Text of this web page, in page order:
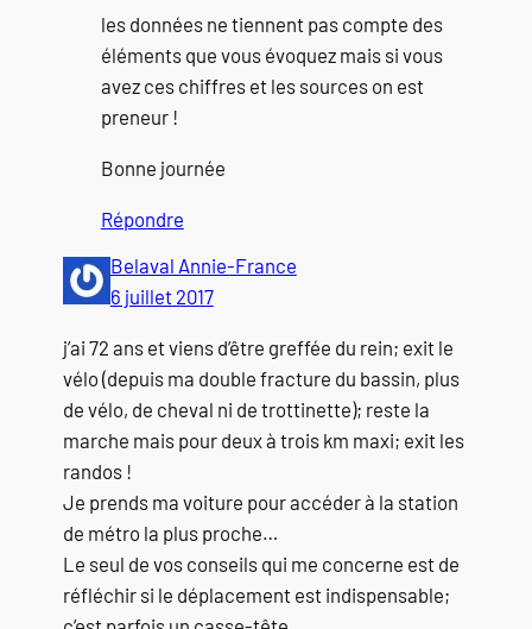
les données ne tiennent pas compte des
éléments que vous évoquez mais si vous
avez ces chiffres et les sources on est
preneur !
Bonne journée
Répondre
Belaval Annie-France
6 juillet 2017
j’ai 72 ans et viens d’être greffée du rein; exit le
vélo (depuis ma double fracture du bassin, plus
de vélo, de cheval ni de trottinette); reste la
marche mais pour deux à trois km maxi; exit les
randos !
Je prends ma voiture pour accéder à la station
de métro la plus proche…
Le seul de vos conseils qui me concerne est de
réfléchir si le déplacement est indispensable;